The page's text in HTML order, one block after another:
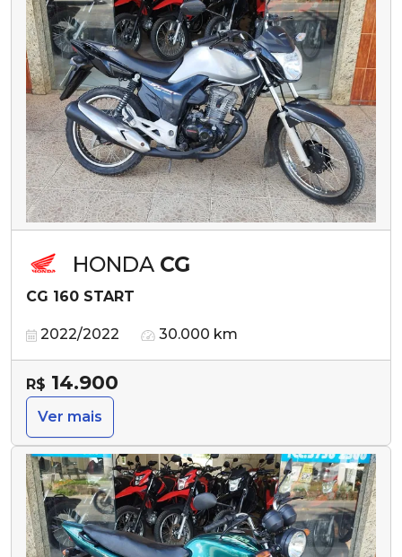
HONDA CG
CG 160 START
2022/2022 30.000 km
R$ 14.900
Ver mais